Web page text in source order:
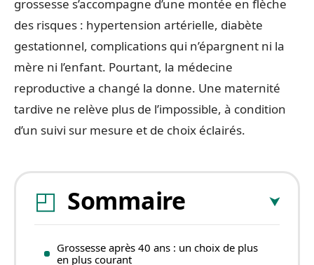
grossesse s’accompagne d’une montée en flèche
des risques : hypertension artérielle, diabète
gestationnel, complications qui n’épargnent ni la
mère ni l’enfant. Pourtant, la médecine
reproductive a changé la donne. Une maternité
tardive ne relève plus de l’impossible, à condition
d’un suivi sur mesure et de choix éclairés.
Sommaire
Grossesse après 40 ans : un choix de plus
en plus courant